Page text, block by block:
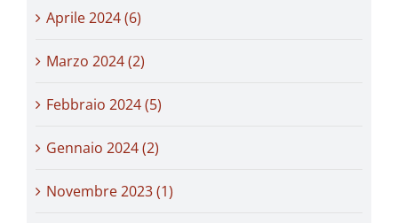
Aprile 2024 (6)
Marzo 2024 (2)
Febbraio 2024 (5)
Gennaio 2024 (2)
Novembre 2023 (1)